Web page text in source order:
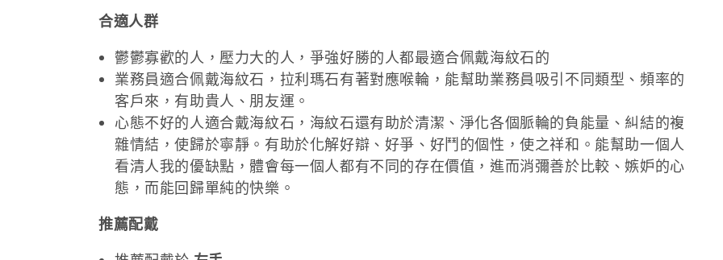
合適人群
鬱鬱寡歡的人，壓力大的人，爭強好勝的人都最適合佩戴海紋石的
業務員適合佩戴海紋石，拉利瑪石有著對應喉輪，能幫助業務員吸引不同類型、頻率的
客戶來，有助貴人、朋友運。
心態不好的人適合戴海紋石，海紋石還有助於清潔、淨化各個脈輪的負能量、糾結的複
雜情結，使歸於寧靜。有助於化解好辯、好爭、好鬥的個性，使之祥和。能幫助一個人
看清人我的優缺點，體會每一個人都有不同的存在價值，進而消彌善於比較、嫉妒的心
態，而能回歸單純的快樂。
推薦配戴